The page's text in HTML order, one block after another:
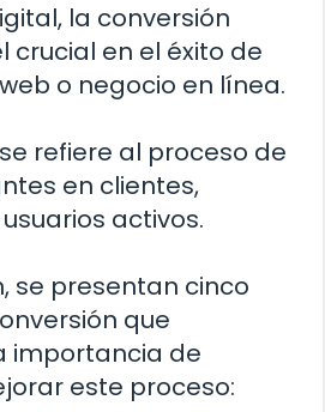
la conversión
crucial en el éxito de
o negocio en línea.
refiere al proceso de
en clientes,
activos.
se presentan cinco
que
importancia de
este proceso: